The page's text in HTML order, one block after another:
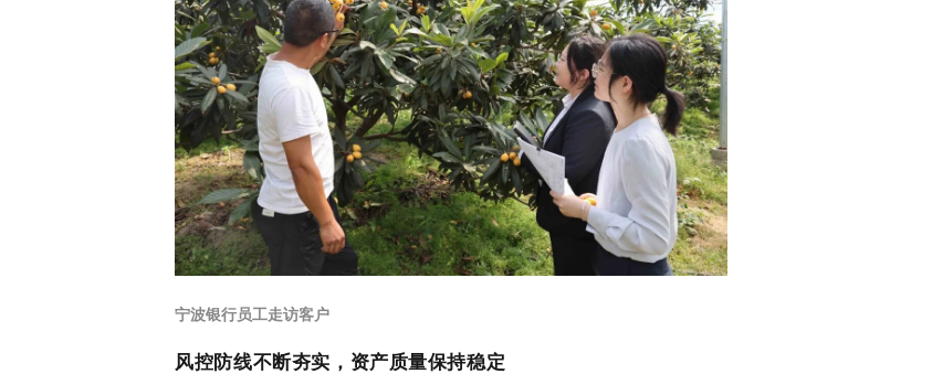
宁波银行员工走访客户
风控防线不断夯实，资产质量保持稳定